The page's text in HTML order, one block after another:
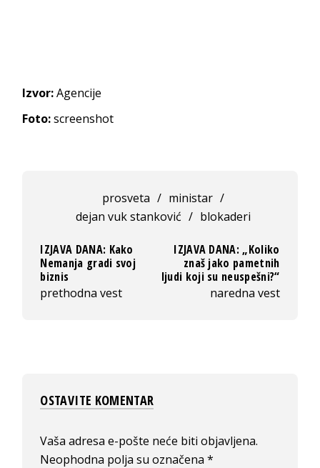
Izvor:Agencije
Foto:screenshot
prosveta / ministar /
dejan vuk stanković / blokaderi
IZJAVA DANA: Kako
Nemanja gradi svoj
biznis
prethodna vest
IZJAVA DANA: „Koliko
znaš jako pametnih
ljudi koji su neuspešni?“
naredna vest
OSTAVITE KOMENTAR
Vaša adresa e-pošte neće biti objavljena.
Neophodna polja su označena*